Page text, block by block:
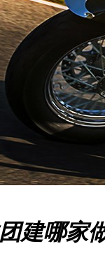
建哪家